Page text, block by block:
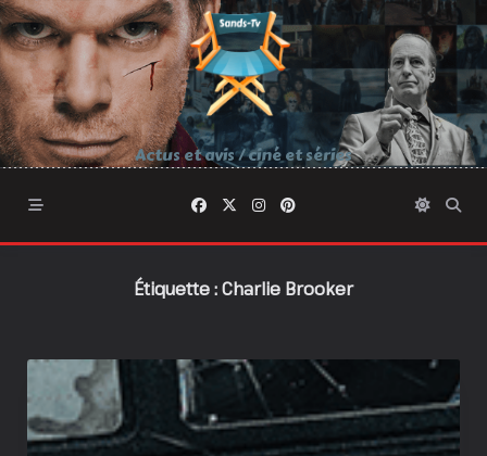
Skip
to
content
Actus et avis / ciné et séries
Étiquette :Charlie Brooker